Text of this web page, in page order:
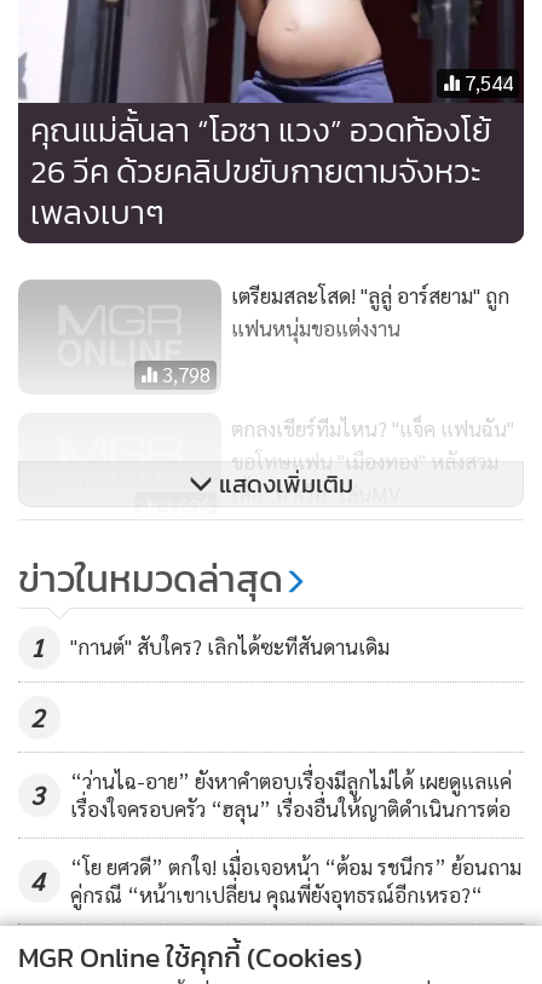
7,544
คุณแม่ลั้นลา “โอซา แวง” อวดท้องโย้
26 วีค ด้วยคลิปขยับกายตามจังหวะ
เพลงเบาๆ
3,798
เตรียมสละโสด! "ลูลู่ อาร์สยาม" ถูก
แฟนหนุ่มขอแต่งงาน
3,606
ตกลงเชียร์ทีมไหน? "แจ็ค แฟนฉัน"
ขอโทษแฟน "เมืองทอง" หลังสวม
เสื้อ "ท่าเรือ" เล่นMV
3,485
"บิ๊ก D2B" ท่ามกลางแฟนคลับ
แสดงเพิ่มเติม
ข่าวในหมวดล่าสุด
1 "กานต์" สับใคร? เลิกได้ซะทีสันดานเดิม
2
3
“ว่านไฉ-อาย” ยังหาคำตอบเรื่องมีลูกไม่ได้ เผยดูแลแค่
เรื่องใจครอบครัว “ฮลุน” เรื่องอื่นให้ญาติดำเนินการต่อ
4
“โย ยศวดี” ตกใจ! เมื่อเจอหน้า “ต้อม รชนีกร” ย้อนถาม
คู่กรณี “หน้าเขาเปลี่ยน คุณพี่ยังอุทธรณ์อีกเหรอ?“
ข่าวอื่นในหมวด
MGR Online ใช้คุกกี้ (Cookies)